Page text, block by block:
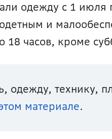
одежду с 1 июля
и
18 часов, кроме
одежду, технику,
материале.